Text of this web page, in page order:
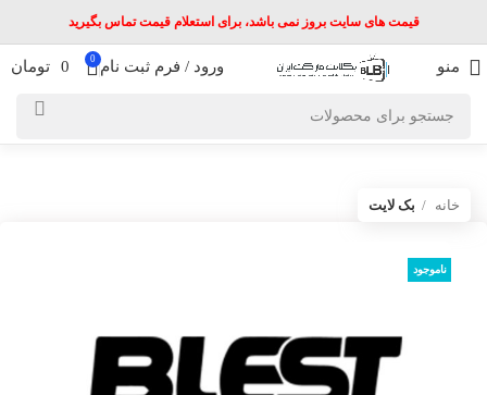
قیمت های سایت بروز نمی باشد، برای استعلام قیمت تماس بگیرید
منو ورود / فرم ثبت نام 0
0 تومان
خانه بک لایت
ناموجود